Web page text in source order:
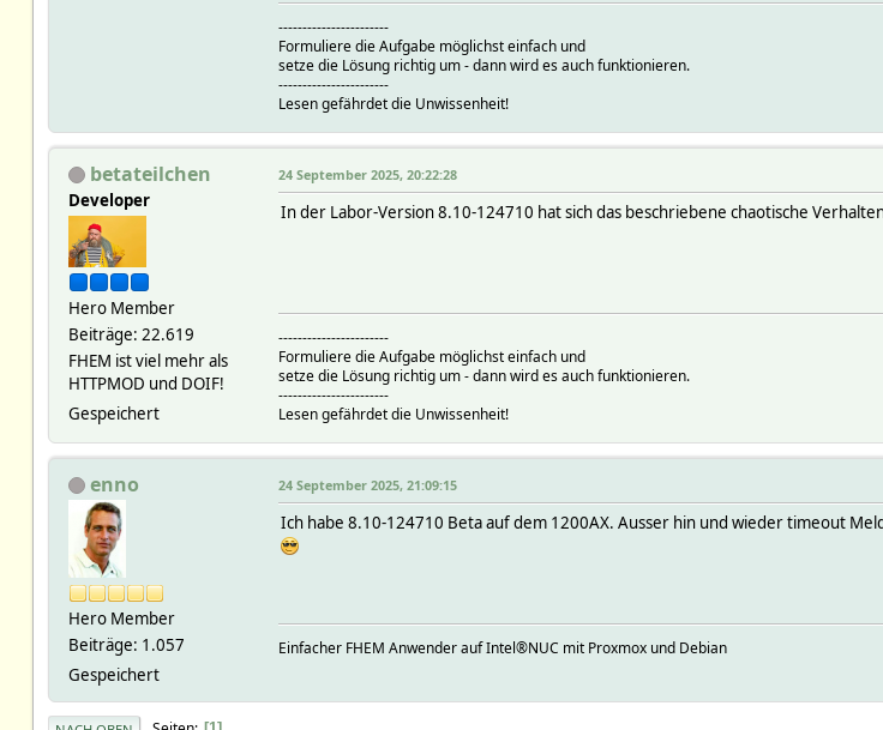
-----------------------
Formuliere die Aufgabe möglichst einfach und
setze die Lösung richtig um - dann wird es auch funktionieren.
-----------------------
Lesen gefährdet die Unwissenheit!
betateilchen
Developer
Hero Member
Beiträge: 22.619
FHEM ist viel mehr als
HTTPMOD und DOIF!
Gespeichert
24 September 2025, 20:22:28
In der Labor-Version 8.10-124710 hat sich das beschriebene chaotische
-----------------------
Formuliere die Aufgabe möglichst einfach und
setze die Lösung richtig um - dann wird es auch funktionieren.
-----------------------
Lesen gefährdet die Unwissenheit!
enno
Hero Member
Beiträge: 1.057
Gespeichert
24 September 2025, 21:09:15
Ich habe 8.10-124710 Beta auf dem 1200AX. Ausser hin und wieder timeout
Einfacher FHEM Anwender auf Intel®NUC mit Proxmox und Debian